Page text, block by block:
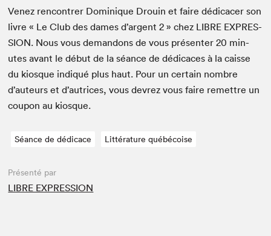
Venez ren­con­tr­er Dominique Drouin et faire dédi­cac­er son
livre « Le Club des dames d’ar­gent2 » chez LIBRE EXPRES­
SION. Nous vous deman­dons de vous présen­ter20 min­
utes avant le début de la séance de dédi­caces à la caisse
du kiosque indiqué plus haut. Pour un cer­tain nom­bre
d’auteurs et d’autrices, vous devrez vous faire remet­tre un
coupon au kiosque.
Séance de dédicace Littérature québécoise
Présenté par
LIBRE EXPRESSION